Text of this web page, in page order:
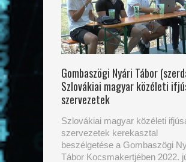
Gombaszögi Nyári Tábor
Szlovákiai magyar közéleti
szervezetek
Szlovákiai magyar közéleti
szervezetek kerekasztal
beszélgetése a Gombaszögi
Tábor Kocsmakertjében 2022.